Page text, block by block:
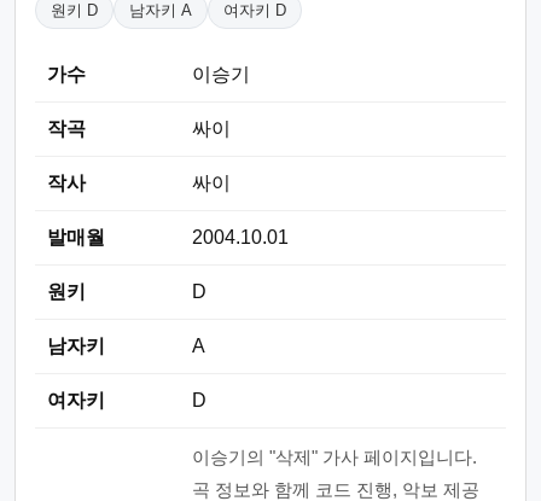
원키 D 남자키 A 여자키 D
가수 이승기
작곡 싸이
작사 싸이
발매월 2004.10.01
원키 D
남자키 A
여자키 D
이승기의 "삭제" 가사 페이지입니다.
곡 정보와 함께 코드 진행, 악보 제공